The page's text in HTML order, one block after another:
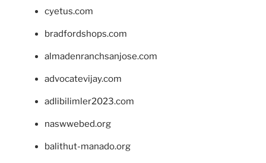
cyetus.com
bradfordshops.com
almadenranchsanjose.com
advocatevijay.com
adlibilimler2023.com
naswwebed.org
balithut-manado.org